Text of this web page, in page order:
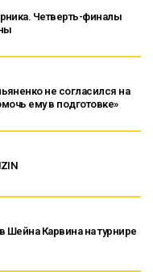
Четверть-финалы
не согласился на
ему в подготовке»
Шейна Карвина на турнире